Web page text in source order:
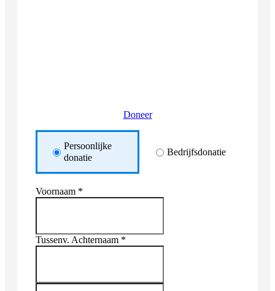
Doneer
Persoonlijke
donatie
Bedrijfsdonatie
Voornaam *
Tussenv. Achternaam *